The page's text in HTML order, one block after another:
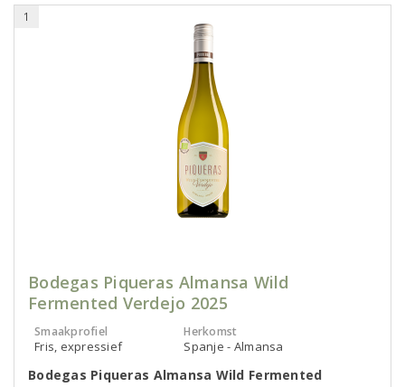
1
Bodegas Piqueras Almansa Wild
Fermented Verdejo 2025
Smaakprofiel
Fris, expressief
Herkomst
Spanje - Almansa
Bodegas Piqueras Almansa Wild Fermented